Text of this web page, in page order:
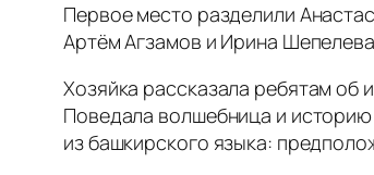
Первое место разделили
Артём Агзамов и Ирина
Хозяйка рассказала ребятам об
Поведала волшебница и историю
из башкирского языка: